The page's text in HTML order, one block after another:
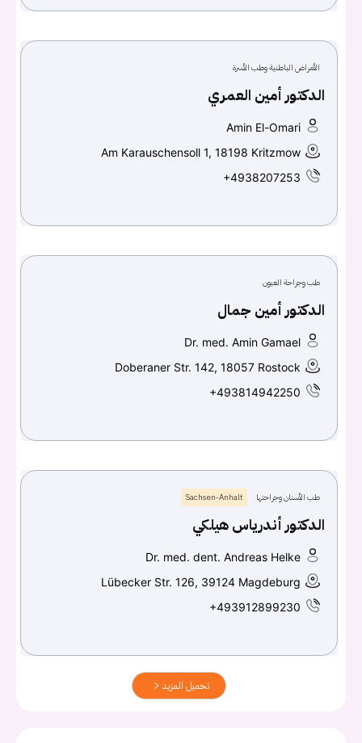
الأمراض الباطنية وطب الأسرة
الدكتور أمين العمري
Amin El-Omari
Am Karauschensoll 1, 18198 Kritzmow
+4938207253
طب وجراحة العيون
الدكتور أمين جمال
Dr. med. Amin Gamael
Doberaner Str. 142, 18057 Rostock
+493814942250
طب الأسنان وجراحتها Sachsen-Anhalt
الدكتور أندرياس هيلكي
Dr. med. dent. Andreas Helke
Lübecker Str. 126, 39124 Magdeburg
+493912899230
تحميل المزيد